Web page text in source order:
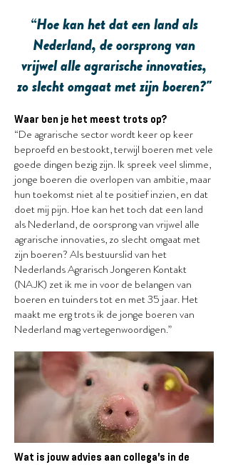
“Hoe kan het dat een land als
Nederland, de oorsprong van
vrijwel alle agrarische innovaties,
zo slecht omgaat met zijn boeren?"
Waar ben je het meest trots op?
“De agrarische sector wordt keer op keer
beproefd en bestookt, terwijl boeren met vele
goede dingen bezig zijn. Ik spreek veel slimme,
jonge boeren die overlopen van ambitie, maar
hun toekomst niet al te positief inzien, en dat
doet mij pijn. Hoe kan het toch dat een land
als Nederland, de oorsprong van vrijwel alle
agrarische innovaties, zo slecht omgaat met
zijn boeren? Als bestuurslid van het
Nederlands Agrarisch Jongeren Kontakt
(NAJK) zet ik me in voor de belangen van
boeren en tuinders tot en met 35 jaar. Het
maakt me erg trots ik de jonge boeren van
Nederland mag vertegenwoordigen.”
Wat is jouw advies aan collega’s in de